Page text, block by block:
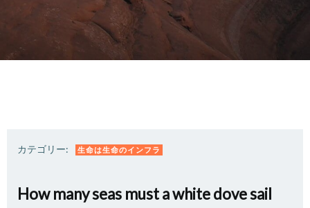
カテゴリー: 生命は生命のインフラ
How many seas must a white dove sail